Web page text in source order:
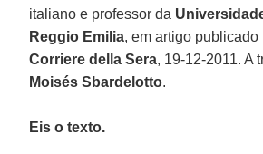
italiano e professor da
Reggio Emilia, em artigo publicado
Corriere della Sera, 19-12-2011. A
Moisés Sbardelotto.
Eis o texto.